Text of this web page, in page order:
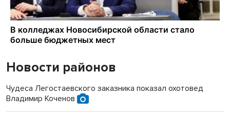
Новости районов
Чудеса Легостаевского заказника показал охотовед
Владимир Коченов